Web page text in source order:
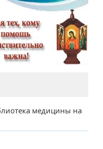
медицины на